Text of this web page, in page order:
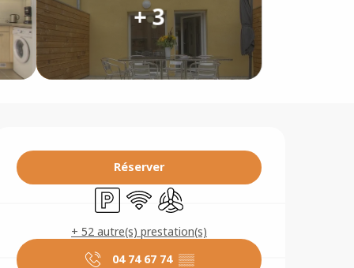
+ 3
et
Réserver
ParkingWiFi Air conditionné
+ 52 autre(s) prestation(s)
04 74 67 74 ▒▒